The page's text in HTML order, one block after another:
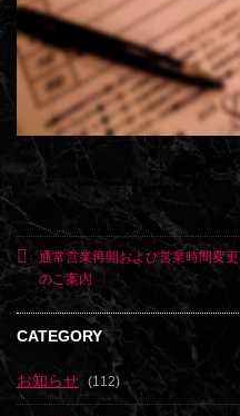
通常営業再開および営業時間変更
のご案内
CATEGORY
お知らせ (112)